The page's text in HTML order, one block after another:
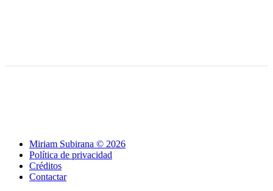
Miriam Subirana © 2026
Política de privacidad
Créditos
Contactar